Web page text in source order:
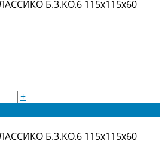
Б.3.КО.6 115х115х60
+
Б.3.КО.6 115х115х60